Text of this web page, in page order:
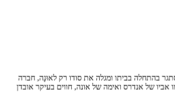
בהתחלה בביתו ומגלה את סודו רק לאוּנָה, חברה
של אנדרס ואימה של אונה, חווים בעיקר אובדן